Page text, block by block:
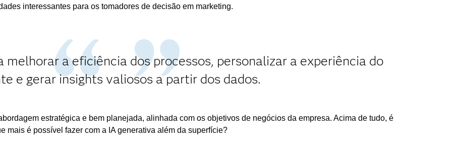
interessantes para os tomadores de decisão em marketing.
melhorar a eficiência dos processos, personalizar a experiência do
e gerar insights valiosos a partir dos dados.
estratégica e bem planejada, alinhada com os objetivos de negócios da empresa. Acima de tudo, é
mais é possível fazer com a IA generativa além da superfície?